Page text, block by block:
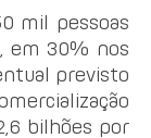
mil pessoas
em 30% nos
previsto
bilhões por